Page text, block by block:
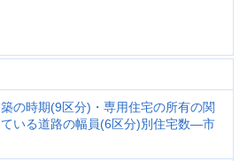
の時期(9区分)・専用住宅の所有の関
いる道路の幅員(6区分)別住宅数―市